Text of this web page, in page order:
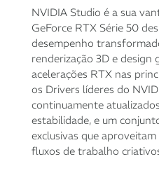
NVIDIA Studio é a sua
GeForce RTX Série 50
desempenho
renderização 3D e design
acelerações RTX nas
os Drivers líderes do
continuamente
estabilidade, e um
exclusivas que
fluxos de trabalho